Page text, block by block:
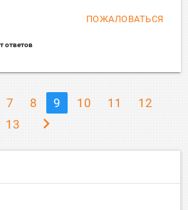
ПОЖАЛОВАТЬСЯ
ответов
7 8 9 10 11
12
13
chevron_right